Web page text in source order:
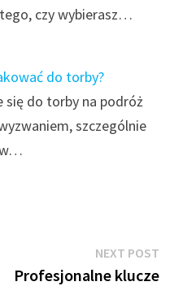
czy wybierasz…
do torby?
się do torby na podróż
szczególnie
w…
NEXT POST
Profesjonalne klucze